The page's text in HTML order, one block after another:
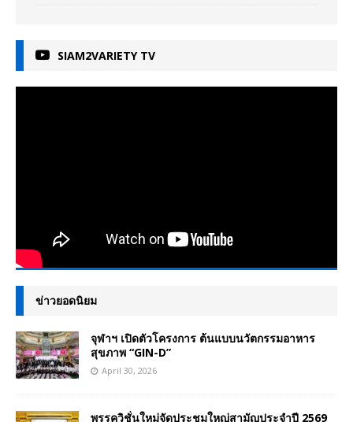
SIAM2VARIETY TV
ข่าวยอดนิยม
จุฬาฯ เปิดตัวโครงการ ต้นแบบนวัตกรรมอาหาร
สุขภาพ “GIN-D”
April 30, 2026
พรรควิชั่นใหม่จัดประชุมใหญ่สามัญประจำปี 2569